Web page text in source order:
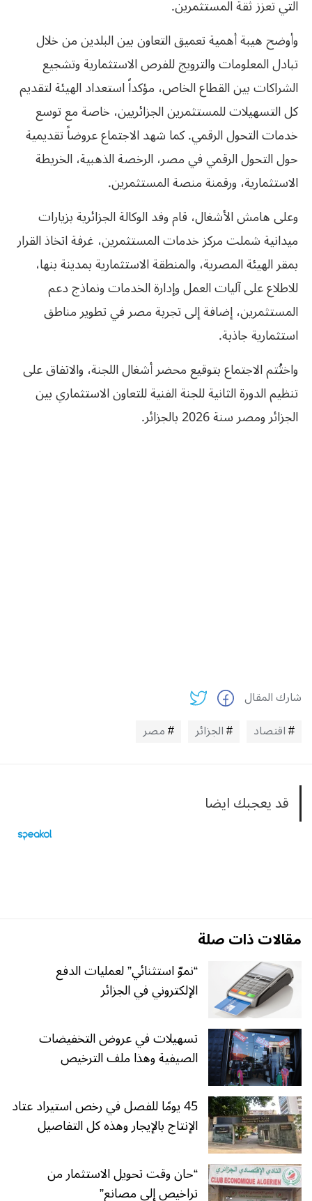
التي تعزز ثقة المستثمرين.
وأوضح هيبة أهمية تعميق التعاون بين البلدين من خلال
تبادل المعلومات والترويج للفرص الاستثمارية وتشجيع
الشراكات بين القطاع الخاص، مؤكداً استعداد الهيئة لتقديم
كل التسهيلات للمستثمرين الجزائريين، خاصة مع توسع
خدمات التحول الرقمي. كما شهد الاجتماع عروضاً تقديمية
حول التحول الرقمي في مصر، الرخصة الذهبية، الخريطة
الاستثمارية، ورقمنة منصة المستثمرين.
وعلى هامش الأشغال، قام وفد الوكالة الجزائرية بزيارات
ميدانية شملت مركز خدمات المستثمرين، غرفة اتخاذ القرار
بمقر الهيئة المصرية، والمنطقة الاستثمارية بمدينة بنها،
للاطلاع على آليات العمل وإدارة الخدمات ونماذج دعم
المستثمرين، إضافة إلى تجربة مصر في تطوير مناطق
استثمارية جاذبة.
واختُتم الاجتماع بتوقيع محضر أشغال اللجنة، والاتفاق على
تنظيم الدورة الثانية للجنة الفنية للتعاون الاستثماري بين
الجزائر ومصر سنة 2026 بالجزائر.
شارك المقال
اقتصاد
الجزائر مصر
قد يعجبك ايضا
مقالات ذات صلة
“نموّ استثنائي” لعمليات الدفع
الإلكتروني في الجزائر
تسهيلات في عروض التخفيضات
الصيفية وهذا ملف الترخيص
45 يومًا للفصل في رخص استيراد عتاد
الإنتاج بالإيجار وهذه كل التفاصيل
“حان وقت تحويل الاستثمار من
تراخيص إلى مصانع”